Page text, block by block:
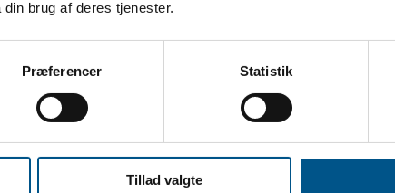
brug af deres tjenester.
Præferencer Statistik
Tillad valgte